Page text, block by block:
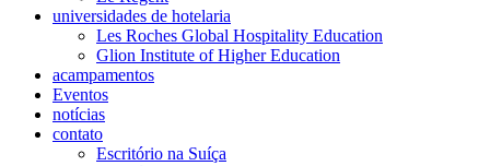
universidades de hotelaria
Les Roches Global Hospitality Education
Glion Institute of Higher Education
acampamentos
Eventos
notícias
contato
Escritório na Suíça